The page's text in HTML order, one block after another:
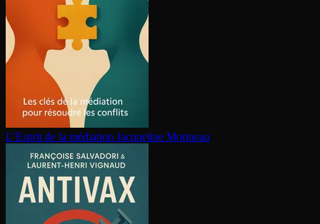
L’Esprit de la médiation Jacqueline Morineau